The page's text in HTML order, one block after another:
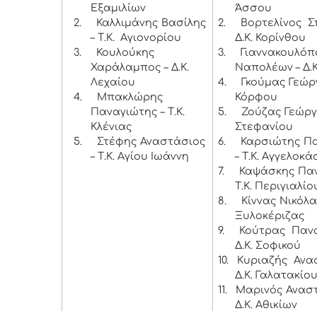
Εξαμιλίων
2.
Καλλιμάνης Βασίλης
– Τ.Κ. Αγιονορίου
3.
Κουλούκης
Χαράλαμπος – Δ.Κ.
Λεχαίου
4.
Μπακλώρης
Παναγιώτης – Τ.Κ.
Κλένιας
5.
Στέφης Αναστάσιος
– Τ.Κ. Αγίου Ιωάννη
Άσσου
2.
Βορτελίνος
Δ.Κ. Κορίνθου
3.
Ναπολέων –
4.
Γκούμας
Κόρφου
5.
Ζούζας
Στεφανίου
6.
Καρσιώτης
– Τ.Κ.
7.
Καψάσκης
Τ.Κ.
8.
Κίννας
Ξυλοκέριζας
9.
Κούτρας
Δ.Κ. Σοφικού
10.
Κυριαζής
Δ.Κ. Γαλατακίου
11.
Μαρινός
Δ.Κ. Αθικίων